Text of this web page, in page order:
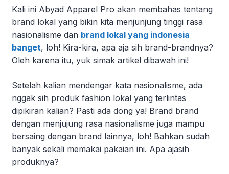
Kali ini Abyad Apparel Pro akan membahas tentang
brand lokal yang bikin kita menjunjung tinggi rasa
nasionalisme dan brand lokal yang indonesia
banget, loh! Kira-kira, apa aja sih brand-brandnya?
Oleh karena itu, yuk simak artikel dibawah ini!
Setelah kalian mendengar kata nasionalisme, ada
nggak sih produk fashion lokal yang terlintas
dipikiran kalian? Pasti ada dong ya! Brand brand
dengan menjujung rasa nasionalisme juga mampu
bersaing dengan brand lainnya, loh! Bahkan sudah
banyak sekali memakai pakaian ini. Apa ajasih
produknya?